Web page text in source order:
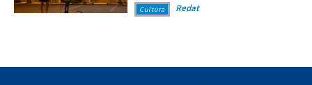
Cultura Redat